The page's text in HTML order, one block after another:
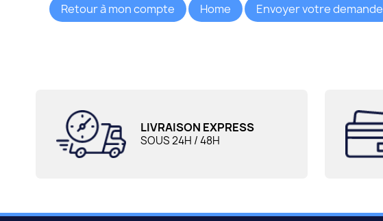
Retour à mon compte Home Envoyer votre demande
LIVRAISON EXPRESS
SOUS 24H / 48H